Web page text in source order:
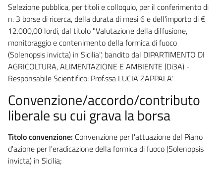
Selezione pubblica, per titoli e colloquio, per il conferimento di
n. 3 borse di ricerca, della durata di mesi 6 e dell'importo di €
12.000,00 lordi, dal titolo "Valutazione della diffusione,
monitoraggio e contenimento della formica di fuoco
(Solenopsis invicta) in Sicilia", bandito dal DIPARTIMENTO DI
AGRICOLTURA, ALIMENTAZIONE E AMBIENTE (Di3A) -
Responsabile Scientifico: Prof.ssa LUCIA ZAPPALA'
Convenzione/accordo/contributo
liberale su cui grava la borsa
Titolo convenzione: Convenzione per l'attuazione del Piano
d'azione per l'eradicazione della formica di fuoco (Solenopsis
invicta) in Sicilia;